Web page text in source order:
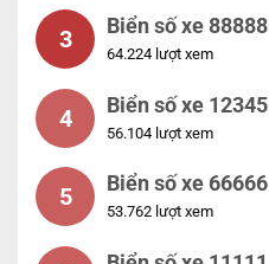
3 Biển số xe 88888
64.224 lượt xem
4 Biển số xe 12345
56.104 lượt xem
5 Biển số xe 66666
53.762 lượt xem